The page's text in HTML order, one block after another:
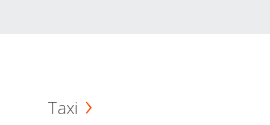
Taxi